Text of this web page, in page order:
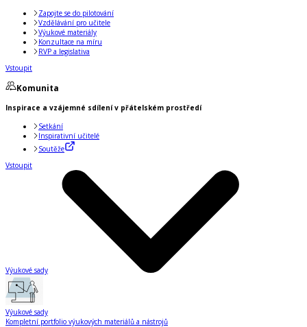
Zapojte se do pilotování
Vzdělávání pro učitele
Výukové materiály
Konzultace na míru
RVP a legislativa
Vstoupit
Komunita
Inspirace a vzájemné sdílení v přátelském prostředí
Setkání
Inspirativní učitelé
Soutěže
Vstoupit
Výukové sady
Výukové sady
Kompletní portfolio výukových materiálů a nástrojů